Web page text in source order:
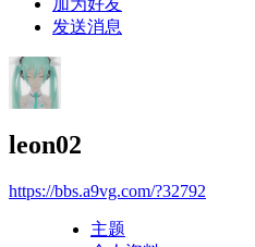
发送消息
leon02
https://bbs.a9vg.com/?32792
主题